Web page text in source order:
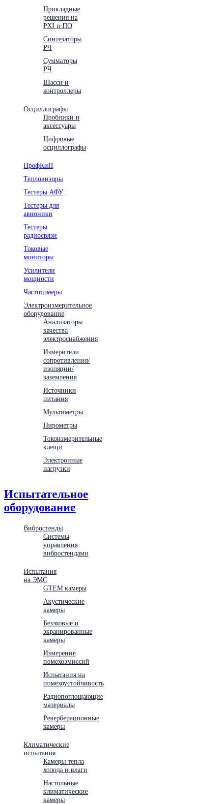
Прикладные
решения на
PXI и ПО
Синтезаторы
РЧ
Сумматоры
РЧ
Шасси и
контроллеры
Осциллографы
Пробники и
аксессуары
Цифровые
осциллографы
ПрофКиП
Тепловизоры
Тестеры АФУ
Тестеры для
авионики
Тестеры
радиосвязи
Токовые
мониторы
Усилители
мощности
Частотомеры
Электроизмерительное
оборудование
Анализаторы
качества
электроснабжения
Измерители
сопротивления/
изоляции/
заземления
Источники
питания
Мультиметры
Пирометры
Токоизмерительные
клещи
Электронные
нагрузки
Испытательное
оборудование
Вибростенды
Системы
управления
вибростендами
Испытания
на ЭМС
GTEM камеры
Акустические
камеры
Безэховые и
экранированные
камеры
Измерение
помехоэмиссий
Испытания на
помехоустойчивость
Радиопоглощающие
материалы
Реверберационные
камеры
Климатические
испытания
Камеры тепла
холода и влаги
Настольные
климатические
камеры